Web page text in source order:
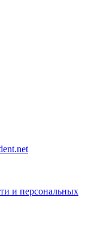
и персональных